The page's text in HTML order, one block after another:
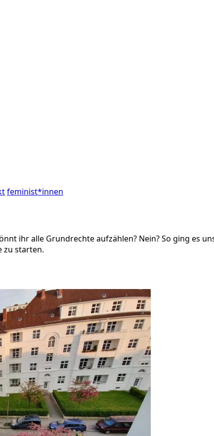
feminist*innen
ihr alle Grundrechte aufzählen? Nein? So ging es
zu starten.